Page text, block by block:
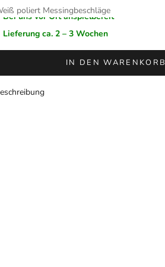
poliert Messingbeschläge
Bei uns vor Ort anspielbereit
Lieferung ca. 2 – 3 Wochen
IN DEN WARENKORB